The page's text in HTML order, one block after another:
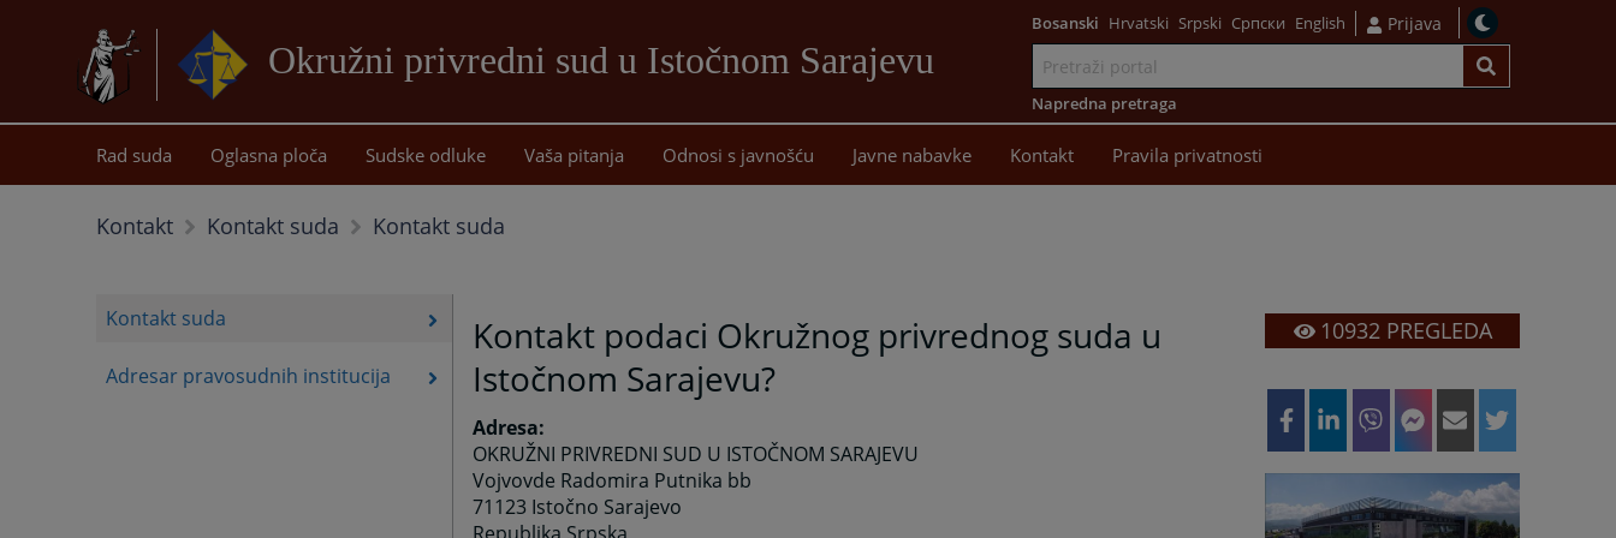
Okružni privredni sud u Istočnom Sarajevu
sadržaj
Bosanski Hrvatski Srpski Српски English Prijava
Napredna pretraga
Rad suda Oglasna ploča Sudske odluke Vaša pitanja Odnosi s javnošću Javne nabavke Kontakt Pravila privatnosti
Kontakt Kontakt suda Kontakt suda
Kontakt suda
Adresar pravosudnih institucija
Kontakt podaci Okružnog privrednog suda u
Istočnom Sarajevu?
Adresa:
OKRUŽNI PRIVREDNI SUD U ISTOČNOM SARAJEVU
Vojvovde Radomira Putnika bb
71123 Istočno Sarajevo
10932PREGLEDA